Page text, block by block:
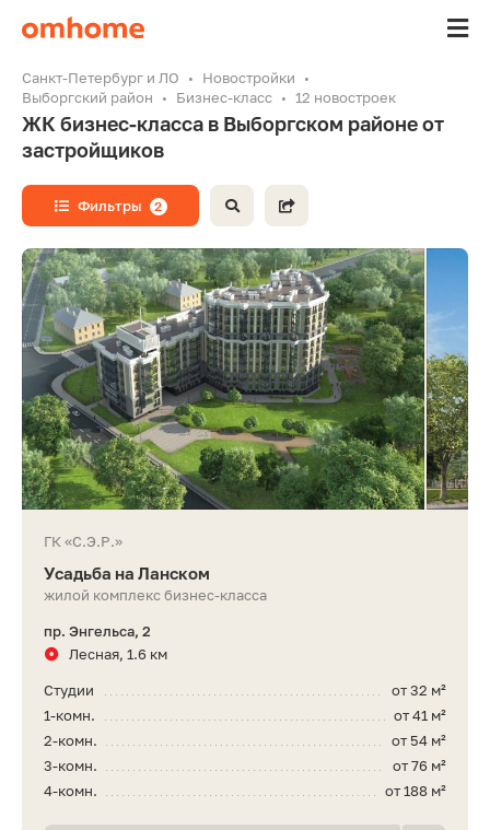
Санкт-Петербург и ЛО
Новостройки
Выборгский район
Бизнес-класс 12 новостроек
ЖК бизнес-класса в Выборгском районе от
застройщиков
Фильтры 2
ГК «С.Э.Р.»
Усадьба на Ланском
жилой комплекс бизнес-класса
пр. Энгельса, 2
Лесная, 1.6 км
от 32 м²
Студии
от 41 м²
1-комн.
от 54 м²
2-комн.
от 76 м²
3-комн.
от 188 м²
4-комн.